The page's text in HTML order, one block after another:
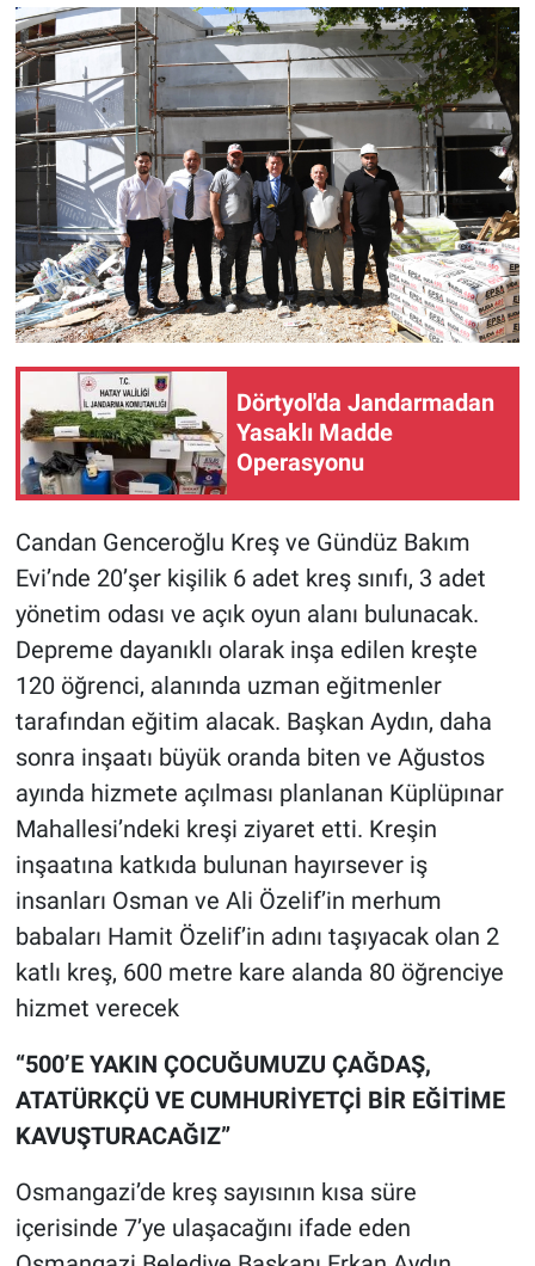
Dörtyol'da Jandarmadan
Yasaklı Madde
Operasyonu
Candan Genceroğlu Kreş ve Gündüz Bakım
Evi’nde 20’şer kişilik 6 adet kreş sınıfı, 3 adet
yönetim odası ve açık oyun alanı bulunacak.
Depreme dayanıklı olarak inşa edilen kreşte
120 öğrenci, alanında uzman eğitmenler
tarafından eğitim alacak. Başkan Aydın, daha
sonra inşaatı büyük oranda biten ve Ağustos
ayında hizmete açılması planlanan Küplüpınar
Mahallesi’ndeki kreşi ziyaret etti. Kreşin
inşaatına katkıda bulunan hayırsever iş
insanları Osman ve Ali Özelif’in merhum
babaları Hamit Özelif’in adını taşıyacak olan 2
katlı kreş, 600 metre kare alanda 80 öğrenciye
hizmet verecek
“500’E YAKIN ÇOCUĞUMUZU ÇAĞDAŞ,
ATATÜRKÇÜ VE CUMHURİYETÇİ BİR EĞİTİME
KAVUŞTURACAĞIZ”
Osmangazi’de kreş sayısının kısa süre
içerisinde 7’ye ulaşacağını ifade eden